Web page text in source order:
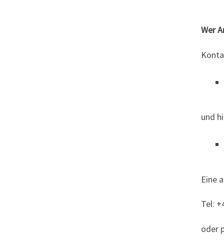
Wer
und
Eine
Tel:
oder